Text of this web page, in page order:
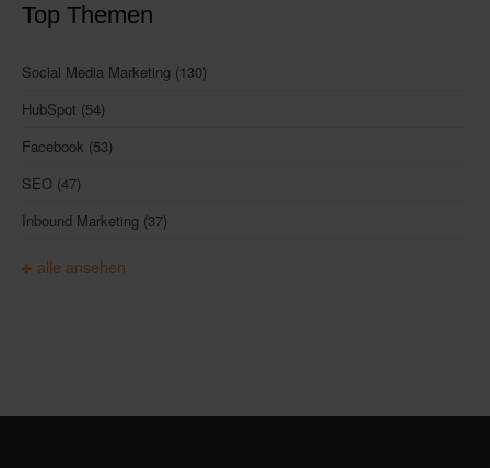
Top Themen
Social Media Marketing (130)
HubSpot (54)
Facebook (53)
SEO (47)
Inbound Marketing (37)
alle ansehen